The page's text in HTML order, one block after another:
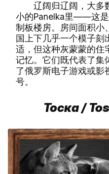
辽阔归辽阔，大多
小的Panelka里——这
制板楼房。房间面积小
国上下几乎一个模子刻
适，但这种灰蒙蒙的住
记忆。它们既代表了集
了俄罗斯电子游戏或影
号。
Тоска /